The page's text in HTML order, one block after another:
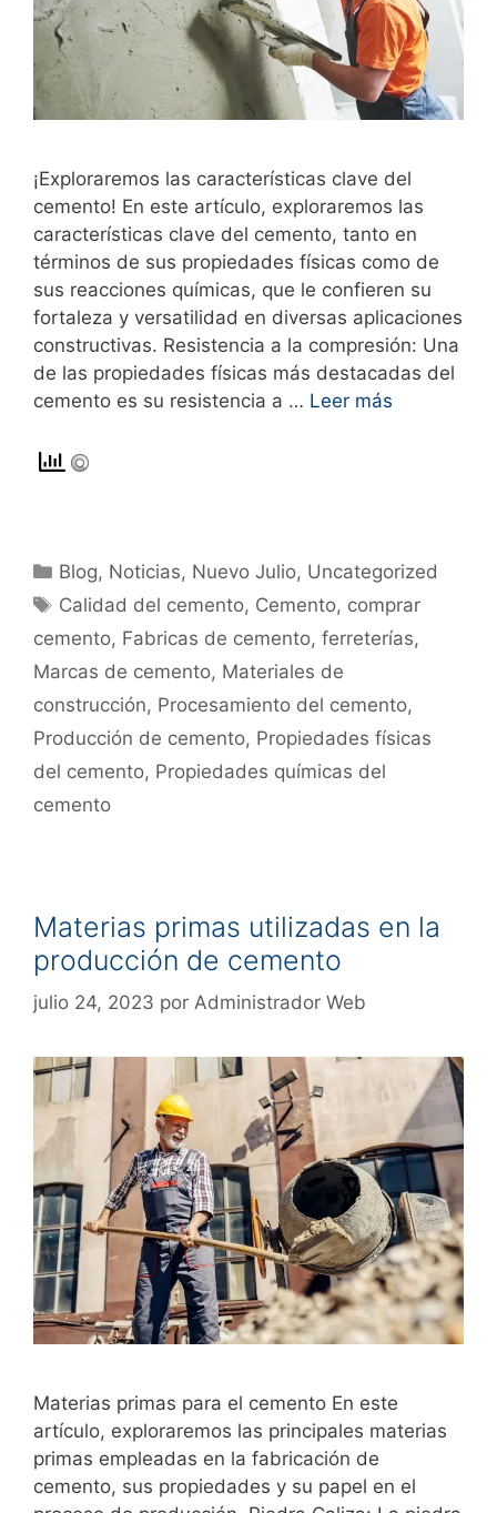
¡Exploraremos las características clave del
cemento! En este artículo, exploraremos las
características clave del cemento, tanto en
términos de sus propiedades físicas como de
sus reacciones químicas, que le confieren su
fortaleza y versatilidad en diversas aplicaciones
constructivas. Resistencia a la compresión: Una
de las propiedades físicas más destacadas del
cemento es su resistencia a … Leer más
Blog, Noticias, Nuevo Julio, Uncategorized
Calidad del cemento, Cemento, comprar
cemento, Fabricas de cemento, ferreterías,
Marcas de cemento, Materiales de
construcción, Procesamiento del cemento,
Producción de cemento, Propiedades físicas
del cemento, Propiedades químicas del
cemento
Materias primas utilizadas en la
producción de cemento
julio 24, 2023 por Administrador Web
Materias primas para el cemento En este
artículo, exploraremos las principales materias
primas empleadas en la fabricación de
cemento, sus propiedades y su papel en el